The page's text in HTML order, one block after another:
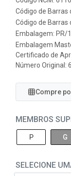
Código de Barras
Código de Barras
Embalagem: PR/1
Embalagem
Certificado de
Número Original:
Compre
MEMBROS
P G
SELECIONE